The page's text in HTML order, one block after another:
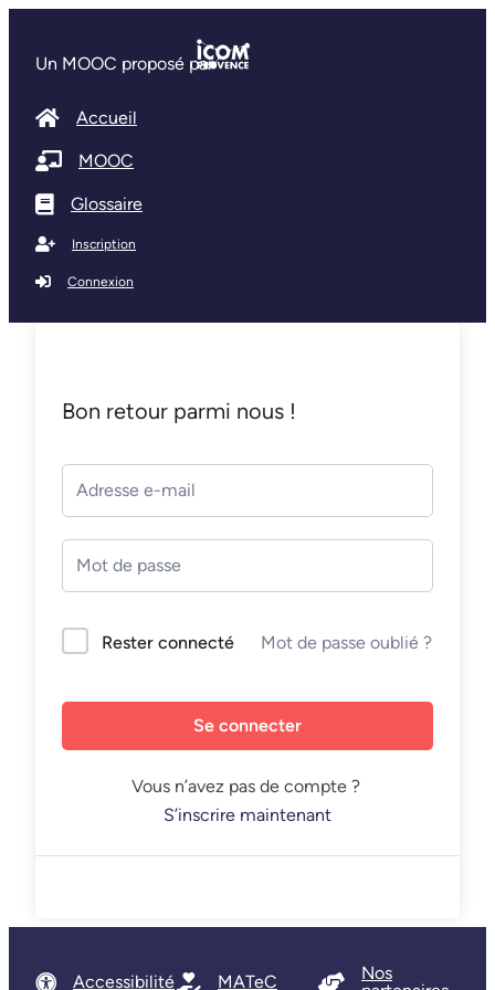
Un MOOC proposé par
Accueil
MOOC
Glossaire
Inscription
Connexion
Bon retour parmi nous !
Rester connecté Mot de passe oublié ?
Se connecter
Vous n’avez pas de compte ?
S’inscrire maintenant
Accessibilité MATeC
Nos